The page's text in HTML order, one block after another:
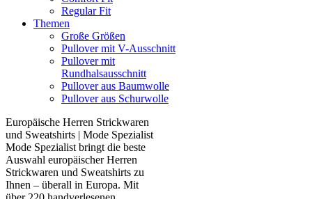
Regular Fit
Themen
Große Größen
Pullover mit V-Ausschnitt
Pullover mit
Rundhalsausschnitt
Pullover aus Baumwolle
Pullover aus Schurwolle
Europäische Herren Strickwaren
und Sweatshirts | Mode Spezialist
Mode Spezialist bringt die beste
Auswahl europäischer Herren
Strickwaren und Sweatshirts zu
Ihnen – überall in Europa. Mit